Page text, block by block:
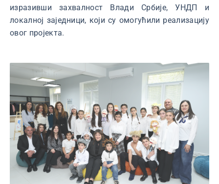
изразивши захвалност Влади Србије, УНДП и
локалној заједници, који су омогућили реализацију
овог пројекта.